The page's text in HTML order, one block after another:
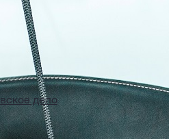
дело